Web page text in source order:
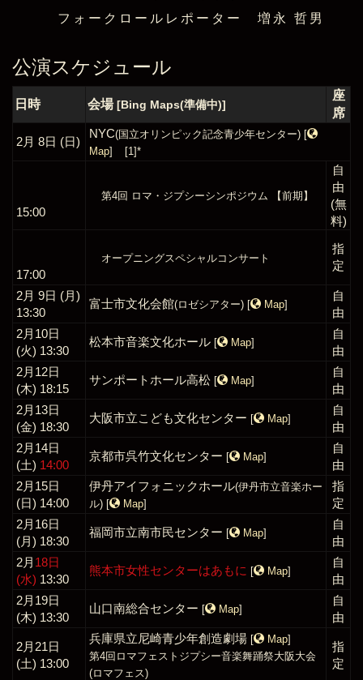
フォークロールレポーター 増永 哲男
公演スケジュール
日時 会場 [Bing Maps(準備中)]
座
席
2月 8日 (日)
NYC(国立オリンピック記念青少年センター) [
Map] [1]*
15:00
第4回 ロマ・ジプシーシンポジウム 【前期】
自
由
(無
料)
17:00
オープニングスペシャルコンサート
指
定
2月 9日 (月)
13:30
富士市文化会館(ロゼシアター) [ Map]
自
由
2月10日
(火) 13:30
松本市音楽文化ホール [ Map]
自
由
2月12日
(木) 18:15
サンポートホール高松 [ Map]
自
由
2月13日
(金) 18:30
大阪市立こども文化センター [ Map]
自
由
2月14日
(土) 14:00
京都市呉竹文化センター [ Map]
自
由
2月15日
(日) 14:00
伊丹アイフォニックホール(伊丹市立音楽ホー
ル) [ Map]
指
定
2月16日
(月) 18:30
福岡市立南市民センター [ Map]
自
由
2月 18日
(水) 13:30
熊本市女性センターはあもに [ Map]
自
由
2月19日
(木) 13:30
山口南総合センター [ Map]
自
由
2月21日
(土) 13:00
兵庫県立尼崎青少年創造劇場 [ Map]
第4回ロマフェストジプシー音楽舞踊祭大阪大会
(ロマフェス)
指
定